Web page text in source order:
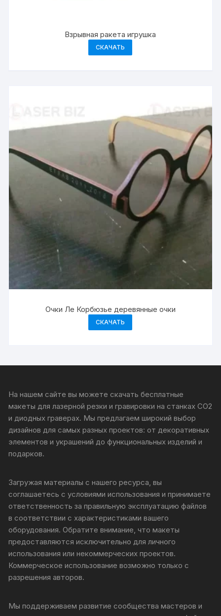
Взрывная ракета игрушка
СКАЧАТЬ
Очки Ле Корбюзье деревянные очки
СКАЧАТЬ
На нашем сайте вы можете скачать бесплатные
макеты для лазерной резки и гравировки на станках CO2
и диодных граверах. Мы предлагаем широкий выбор
дизайнов для самых разных проектов: от декоративных
элементов и украшений до функциональных изделий и
подарков.
Загружая материалы с нашего ресурса, вы
соглашаетесь с условиями использования и принимаете
ответственность за правильную эксплуатацию файлов
в соответствии с характеристиками вашего
оборудования. Обратите внимание, что макеты
предоставляются исключительно для личного
использования или некоммерческих проектов.
Коммерческое использование возможно только с
разрешения авторов.
Мы поддерживаем развитие сообщества мастеров и